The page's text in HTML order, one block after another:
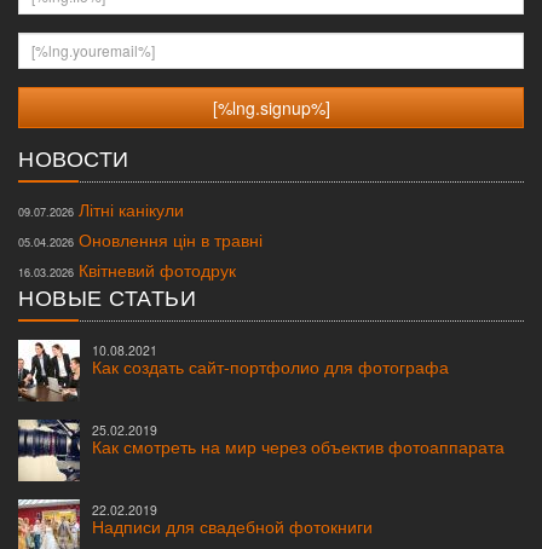
[%lng.youremail%]
НОВОСТИ
09.07.2026 Літні канікули
05.04.2026 Оновлення цін в травні
16.03.2026 Квітневий фотодрук
НОВЫЕ СТАТЬИ
10.08.2021
Как создать сайт-портфолио для фотографа
25.02.2019
Как смотреть на мир через объектив фотоаппарата
22.02.2019
Надписи для свадебной фотокниги